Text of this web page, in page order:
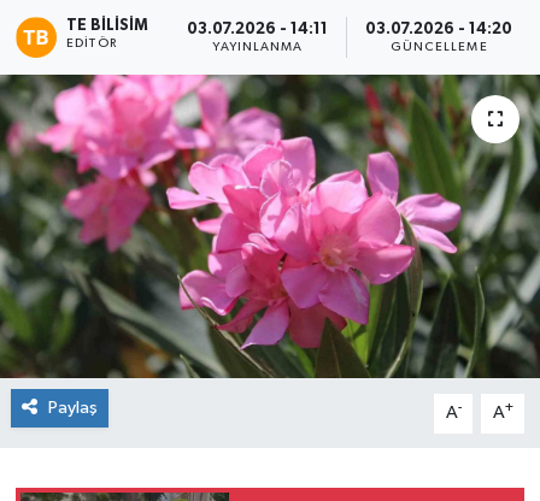
TE BILISIM
EDITÖR
03.07.2026 - 14:11
YAYINLANMA
03.07.2026 - 14:20
GÜNCELLEME
Paylaş A- A+